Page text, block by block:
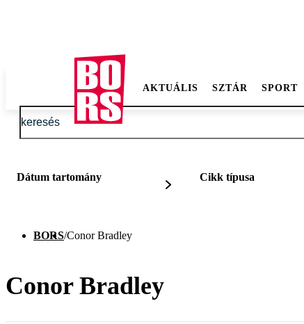
AKTUÁLIS SZTÁR SPORT
Dátum tartomány Cikk típusa
BORS/Conor Bradley
Conor Bradley